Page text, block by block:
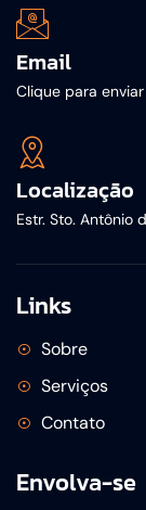
Email
Clique para
Localização
Estr. Sto. Antônio
Links
Sobre
Serviços
Contato
Envolva-se